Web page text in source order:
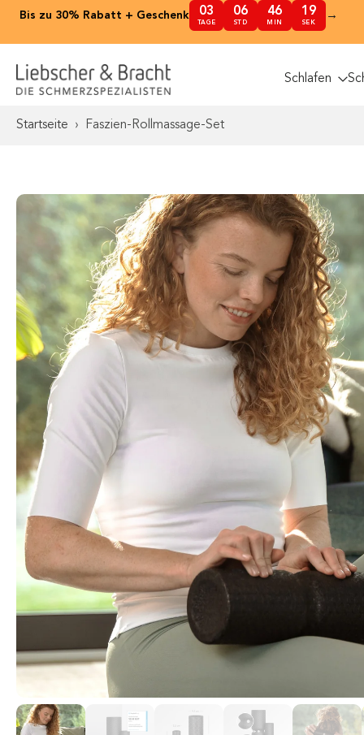
Bis zu 30% Rabatt + Geschenk 03
TAGE
06
STD
46
MIN
18
SEK
→
Schlafen
Startseite › Faszien-Rollmassage-Set
Springe
Produktinformationen